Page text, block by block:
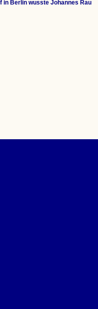
in Berlin wusste Johannes Rau